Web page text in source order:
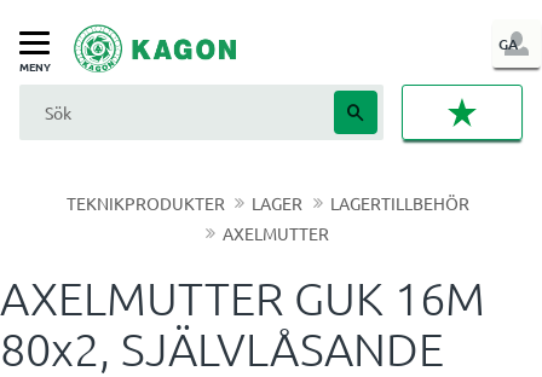
Meny
GA
IN
TEKNIKPRODUKTER LAGER
LAGERTILLBEHÖR
AXELMUTTER
AXELMUTTER GUK 16M
80x2, SJÄLVLÅSANDE